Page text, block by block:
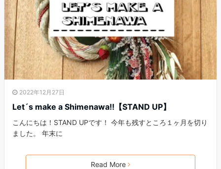
2022年12月27日
Let´s make a Shimenawa!!【STAND UP】
こんにちは！STAND UPです！ 今年も残すところ１ヶ月を切り
ました。 年末に
Read More